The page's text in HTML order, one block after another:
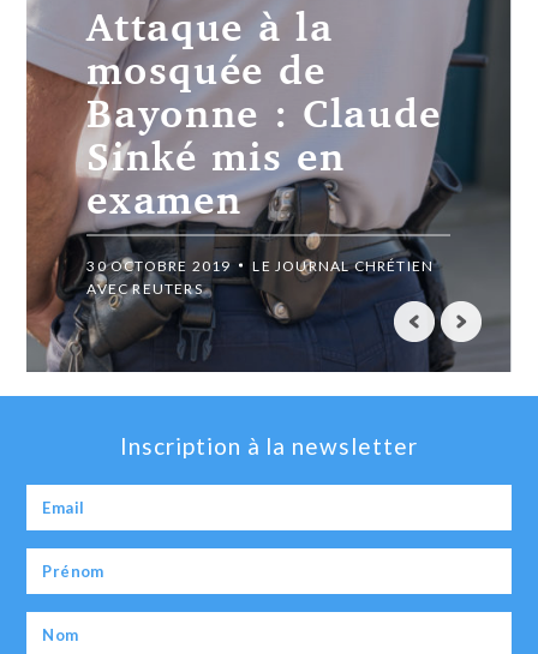
Attaque à la
mosquée de
Bayonne : Claude
Sinké mis en
examen
30 OCTOBRE 2019
LE JOURNAL CHRÉTIEN
AVEC REUTERS
Inscription à la newsletter